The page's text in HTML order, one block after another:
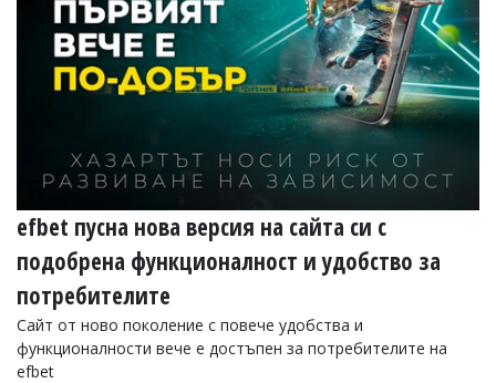
efbet пусна нова версия на сайта си с
подобрена функционалност и удобство за
потребителите
Сайт от ново поколение с повече удобства и
функционалности вече е достъпен за потребителите на
efbet